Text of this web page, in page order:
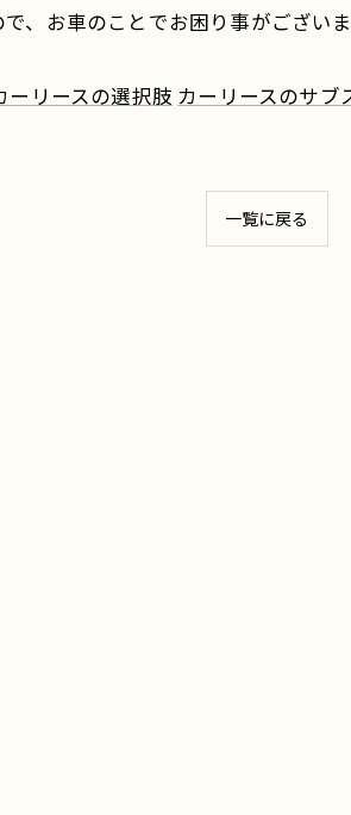
、お車のことでお困り事がござい
ーリースの選択肢 カーリースのサブ
一覧に戻る